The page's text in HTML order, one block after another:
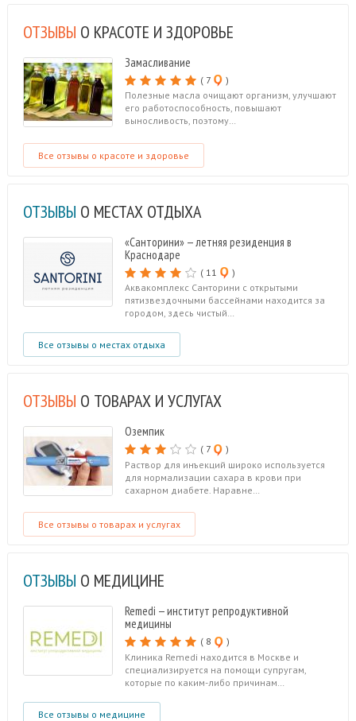
ОТЗЫВЫ О КРАСОТЕ И ЗДОРОВЬЕ
Замасливание
( 7
)
Полезные масла очищают организм, улучшают
его работоспособность, повышают
выносливость, поэтому…
Все отзывы о красоте и здоровье
ОТЗЫВЫ О МЕСТАХ ОТДЫХА
«Санторини» — летняя резиденция в
Краснодаре
( 11
)
Аквакомплекс Санторини с открытыми
пятизвездочными бассейнами находится за
городом, здесь чистый…
Все отзывы о местах отдыха
ОТЗЫВЫ О ТОВАРАХ И УСЛУГАХ
Оземпик
( 7
)
Раствор для инъекций широко используется
для нормализации сахара в крови при
сахарном диабете. Наравне…
Все отзывы о товарах и услугах
ОТЗЫВЫ О МЕДИЦИНЕ
Remedi — институт репродуктивной
медицины
( 8
)
Клиника Remedi находится в Москве и
специализируется на помощи супругам,
которые по каким-либо причинам…
Все отзывы о медицине